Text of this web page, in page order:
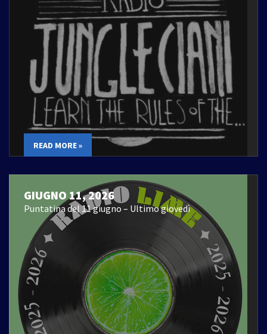
READ MORE »
GIUGNO 11, 2026
Puntatina del 11 giugno – Ultimo giovedì